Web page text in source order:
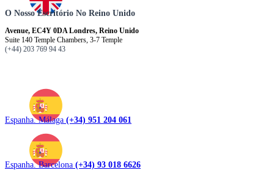
O Nosso Escritório No Reino Unido
Avenue, EC4Y 0DA Londres, Reino Unido
Suite 140 Temple Chambers, 3-7 Temple
(+44) 203 769 94 43
Espanha. Málaga (+34) 951 204 061
Espanha. Barcelona (+34) 93 018 6626